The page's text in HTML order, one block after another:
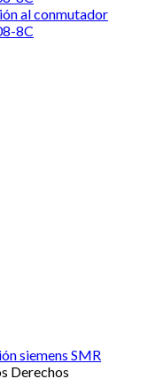
al conmutador
8C
siemens SMR
Derechos